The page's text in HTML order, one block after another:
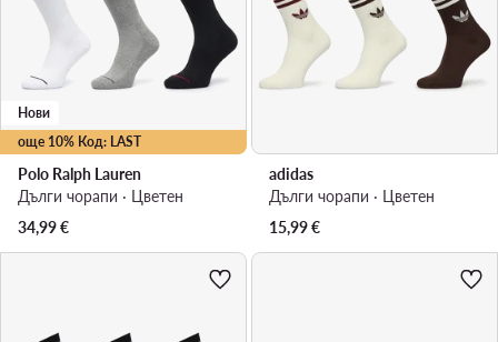
още 10% Код: LAST
Нови
Polo Ralph Lauren
Дълги чорапи · Цветен
34,99€
adidas
Дълги чорапи · Цветен
15,99€